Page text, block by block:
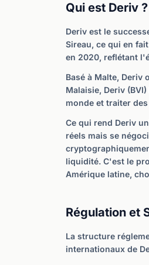
Qui est Deriv ?
Deriv est le
Sireau, ce qui en
en 2020, reflétant
Basé à Malte, Deriv
Malaisie, Deriv
monde et traiter
Ce qui rend Deriv
réels mais se
liquidité. C'est le
Amérique latine,
Régulation et
La structure
internationaux de